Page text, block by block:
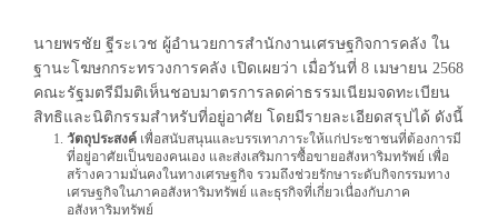
นายพรชัย ฐีระเวช ผู้อำนวยการสำนักงานเศรษฐกิจการคลัง ใน
ฐานะโฆษกกระทรวงการคลัง เปิดเผยว่า เมื่อวันที่ 8 เมษายน 2568
คณะรัฐมตรีมีมติเห็นชอบมาตรการลดค่าธรรมเนียมจดทะเบียน
สิทธิและนิติกรรมสำหรับที่อยู่อาศัย โดยมีรายละเอียดสรุปได้ ดังนี้
วัตถุประสงค์ เพื่อสนับสนุนและบรรเทาภาระให้แก่ประชาชนที่ต้องการมี
ที่อยู่อาศัยเป็นของคนเอง และส่งเสริมการซื้อขายอสังหาริมทรัพย์ เพื่อ
สร้างความมั่นคงในทางเศรษฐกิจ รวมถึงช่วยรักษาระดับกิจกรรมทาง
เศรษฐกิจในภาคอสังหาริมทรัพย์ และธุรกิจที่เกี่ยวเนื่องกับภาค
อสังหาริมทรัพย์